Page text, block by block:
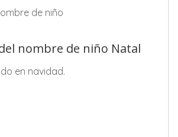
de niño
nombre de niño Natal
en navidad.